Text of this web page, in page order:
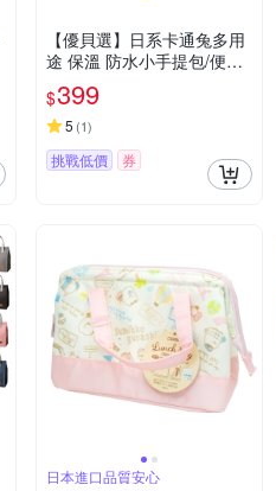
【優貝選】日系卡通兔多用
途 保溫 防水小手提包/便當
袋/午餐提包(4色)
$399
5 (1)
挑戰低價 券
日本進口品質安心